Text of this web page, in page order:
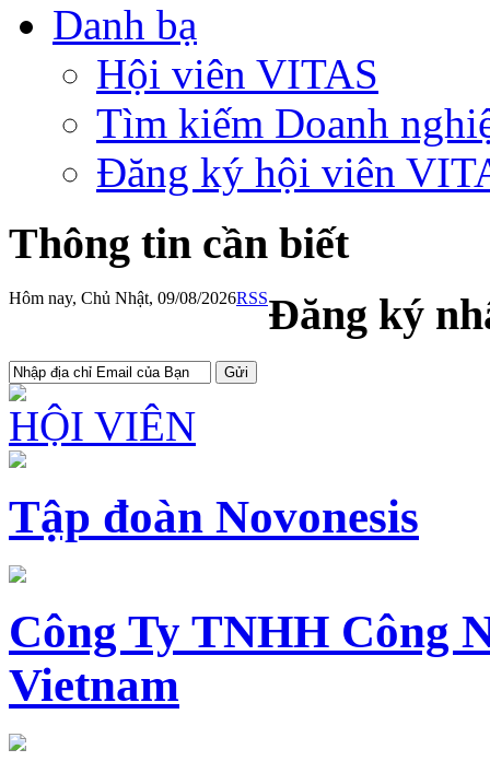
Danh bạ
Hội viên VITAS
Tìm kiếm Doanh
Đăng ký hội viên
Thông tin cần biết
Hôm nay, Chủ Nhật, 09/08/2026RSSĐăng ký
HỘI VIÊN
Tập đoàn Novonesis
Công Ty TNHH Công
Vietnam